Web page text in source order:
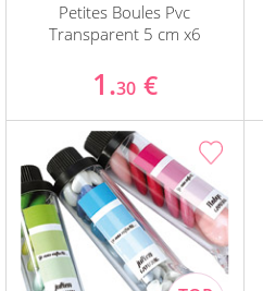
Petites Boules Pvc
Transparent 5 cm x6
1.30 €